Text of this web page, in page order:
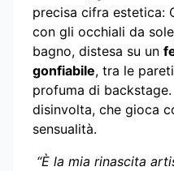
precisa cifra estetica:
con gli occhiali da
bagno, distesa su un
gonfiabile, tra le
profuma di backstage.
disinvolta, che gioca
sensualità.
“È la mia rinascita